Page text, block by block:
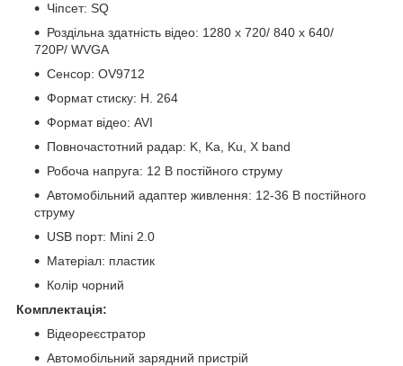
Чіпсет: SQ
Роздільна здатність відео: 1280 х 720/ 840 х 640/
720P/ WVGA
Сенсор: OV9712
Формат стиску: H. 264
Формат відео: AVI
Повночастотний радар: K, Ka, Ku, X band
Робоча напруга: 12 В постійного струму
Автомобільний адаптер живлення: 12-36 В постійного
струму
USB порт: Mini 2.0
Матеріал: пластик
Колір чорний
Комплектація:
Відеореєстратор
Автомобільний зарядний пристрій